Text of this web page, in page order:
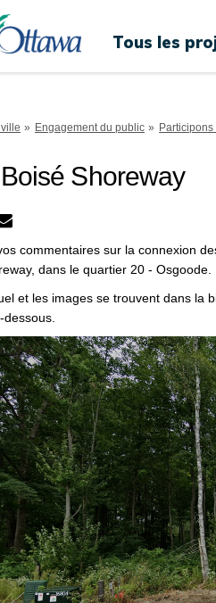
Tous les
Engagement du public Participons
Shoreway
Parc du Boisé
Parc du
Parc du
Courriel Parc du
commentaires sur la connexion
dans le quartier 20 - Osgoode.
et les images se trouvent dans la